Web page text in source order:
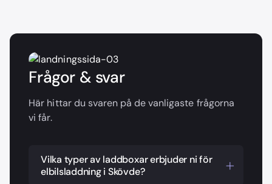
Frågor & svar
Här hittar du svaren på de vanligaste frågorna
vi får.
Vilka typer av laddboxar erbjuder ni för
elbilsladdning i Skövde?